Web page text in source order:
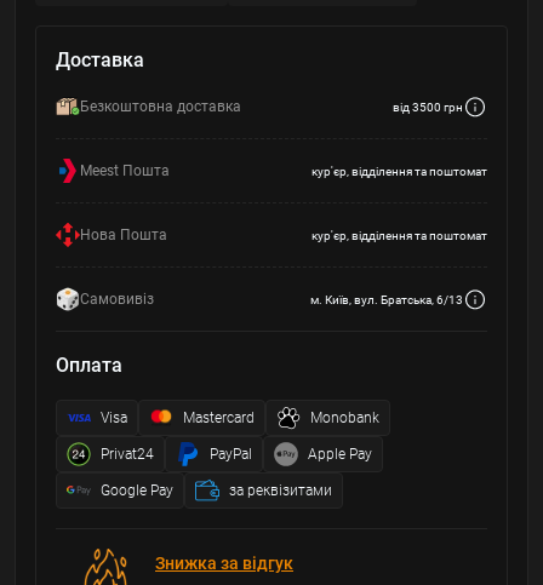
Доставка
Безкоштовна доставка від 3500 грн
Meest Пошта кур'єр, відділення та поштомат
Нова Пошта кур'єр, відділення та поштомат
Самовивіз м. Київ, вул. Братська, 6/13
Оплата
Visa Mastercard Monobank
Privat24 PayPal Apple Pay
Google Pay за реквізитами
Знижка за відгук